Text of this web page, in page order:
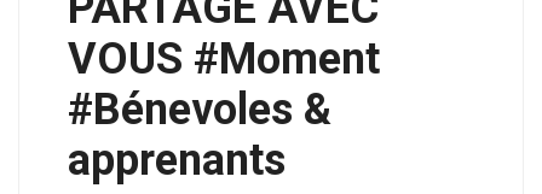
VOUS #Moment
#Bénevoles &
apprenants